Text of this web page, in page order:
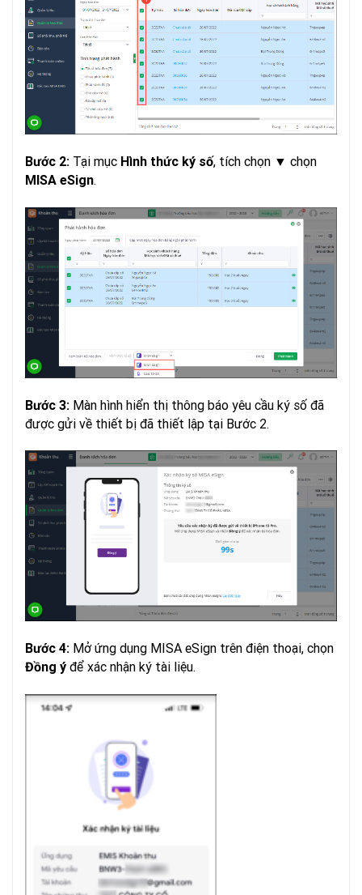
Bước 2: Tại mục Hình thức ký số, tích chọn ▼ chọn
MISA eSign.
Bước 3: Màn hình hiển thị thông báo yêu cầu ký số đã
được gửi về thiết bị đã thiết lập tại Bước 2.
Bước 4: Mở ứng dụng MISA eSign trên điện thoại, chọn
Đồng ý để xác nhận ký tài liệu.